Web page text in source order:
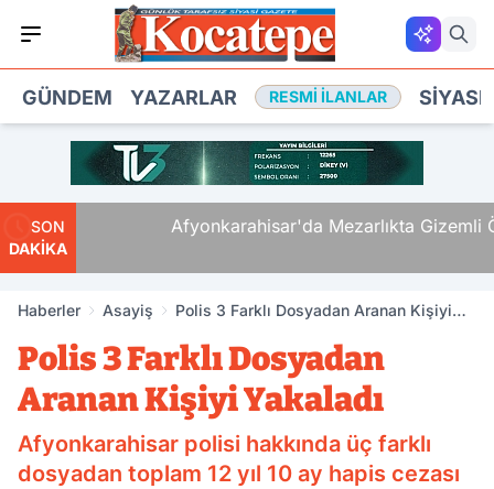
GÜNDEM YAZARLAR RESMI İLANLAR
SON
DAKİKA
Afyonkarahisar'da Mezarlıkta Gizemli
Haberler Asayiş
Polis 3 Farklı Dosyadan Aranan Kişiyi
Polis 3 Farklı Dosyadan
Aranan Kişiyi Yakaladı
Afyonkarahisar polisi hakkında üç farklı
dosyadan toplam 12 yıl 10 ay hapis cezası